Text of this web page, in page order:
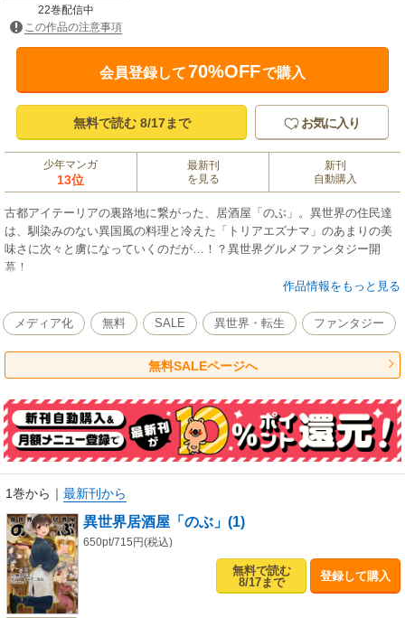
22巻配信中
この作品の注意事項
会員登録して70%OFFで購入
無料で読む 8/17まで お気に入り
少年マンガ
13位
最新刊
を見る
新刊
自動購入
古都アイテーリアの裏路地に繋がった、居酒屋「のぶ」。異世界の住民達
は、馴染みのない異国風の料理と冷えた「トリアエズナマ」のあまりの美
味さに次々と虜になっていくのだが…！？異世界グルメファンタジー開
幕！
作品情報をもっと見る
メディア化 無料 SALE 異世界・転生 ファンタジー
無料SALEページへ
1巻から ｜ 最新刊から
異世界居酒屋「のぶ」(1)
650pt/715円(税込)
無料で読む
8/17まで
登録して購入